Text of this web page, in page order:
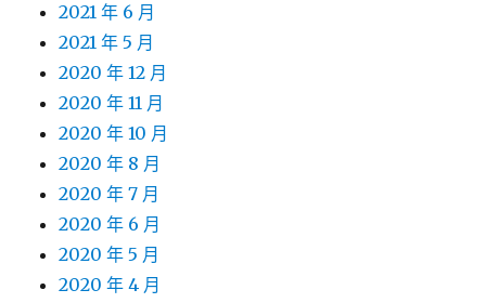
2021 年 6 月
2021 年 5 月
2020 年 12 月
2020 年 11 月
2020 年 10 月
2020 年 8 月
2020 年 7 月
2020 年 6 月
2020 年 5 月
2020 年 4 月